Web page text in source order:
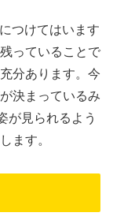
つけてはいます
っていることで
分あります。今
決まっているみ
が見られるよう
ます。